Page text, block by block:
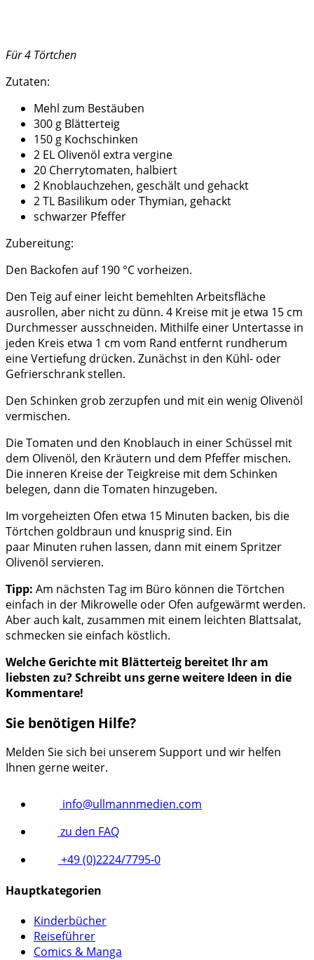
Für 4 Törtchen
Zutaten:
Mehl zum Bestäuben
300 g Blätterteig
150 g Kochschinken
2 EL Olivenöl extra vergine
20 Cherrytomaten, halbiert
2 Knoblauchzehen, geschält und gehackt
2 TL Basilikum oder Thymian, gehackt
schwarzer Pfeffer
Zubereitung:
Den Backofen auf 190 °C vorheizen.
Den Teig auf einer leicht bemehlten Arbeitsfläche
ausrollen, aber nicht zu dünn. 4 Kreise mit je etwa 15 cm
Durchmesser ausschneiden. Mithilfe einer Untertasse in
jeden Kreis etwa 1 cm vom Rand entfernt rundherum
eine Vertiefung drücken. Zunächst in den Kühl- oder
Gefrierschrank stellen.
Den Schinken grob zerzupfen und mit ein wenig Olivenöl
vermischen.
Die Tomaten und den Knoblauch in einer Schüssel mit
dem Olivenöl, den Kräutern und dem Pfeffer mischen.
Die inneren Kreise der Teigkreise mit dem Schinken
belegen, dann die Tomaten hinzugeben.
Im vorgeheizten Ofen etwa 15 Minuten backen, bis die
Törtchen goldbraun und knusprig sind. Ein
paar Minuten ruhen lassen, dann mit einem Spritzer
Olivenöl servieren.
Tipp: Am nächsten Tag im Büro können die Törtchen
einfach in der Mikrowelle oder Ofen aufgewärmt werden.
Aber auch kalt, zusammen mit einem leichten Blattsalat,
schmecken sie einfach köstlich.
Welche Gerichte mit Blätterteig bereitet Ihr am
liebsten zu? Schreibt uns gerne weitere Ideen in die
Kommentare!
Sie benötigen Hilfe?
Melden Sie sich bei unserem Support und wir helfen
Ihnen gerne weiter.
info@ullmannmedien.com
zu den FAQ
+49 (0)2224/7795-0
Hauptkategorien
Kinderbücher
Reiseführer
Comics & Manga